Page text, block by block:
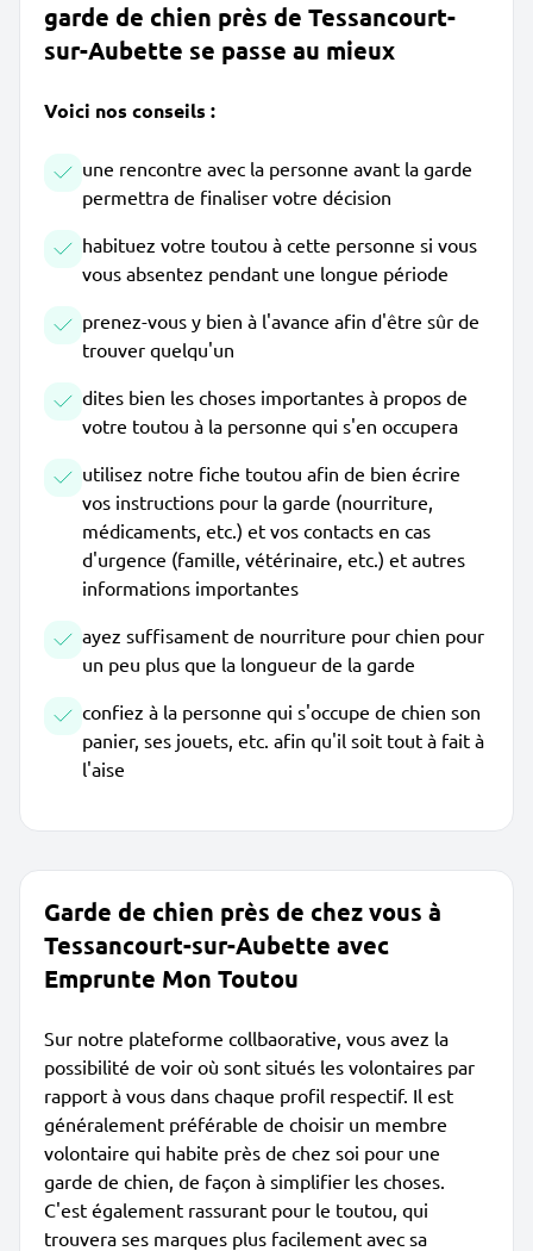
garde de chien près de Tessancourt-
sur-Aubette se passe au mieux
Voici nos conseils :
une rencontre avec la personne avant la garde
permettra de finaliser votre décision
habituez votre toutou à cette personne si vous
vous absentez pendant une longue période
prenez-vous y bien à l'avance afin d'être sûr de
trouver quelqu'un
dites bien les choses importantes à propos de
votre toutou à la personne qui s'en occupera
utilisez notre fiche toutou afin de bien écrire
vos instructions pour la garde (nourriture,
médicaments, etc.) et vos contacts en cas
d'urgence (famille, vétérinaire, etc.) et autres
informations importantes
ayez suffisament de nourriture pour chien pour
un peu plus que la longueur de la garde
confiez à la personne qui s'occupe de chien son
panier, ses jouets, etc. afin qu'il soit tout à fait à
l'aise
Garde de chien près de chez vous à
Tessancourt-sur-Aubette avec
Emprunte Mon Toutou
Sur notre plateforme collbaorative, vous avez la
possibilité de voir où sont situés les volontaires par
rapport à vous dans chaque profil respectif. Il est
généralement préférable de choisir un membre
volontaire qui habite près de chez soi pour une
garde de chien, de façon à simplifier les choses.
C'est également rassurant pour le toutou, qui
trouvera ses marques plus facilement avec sa